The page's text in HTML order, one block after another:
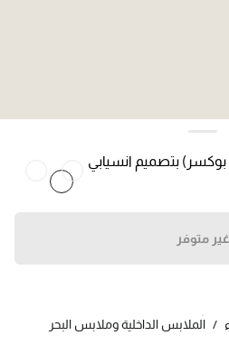
بتصميم انسيابي
غير متوفر
/ الملابس الداخلية وملابس البحر